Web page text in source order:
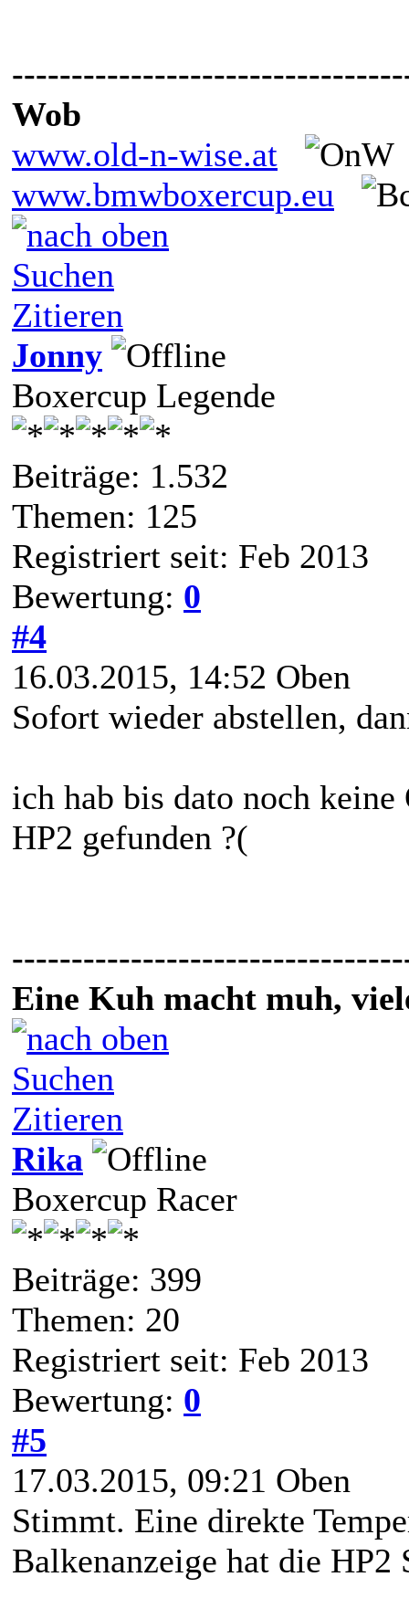
Wob
www.old-n-wise.at
www.bmwboxercup.eu
Suchen
Zitieren
Jonny
Boxercup Legende
Beiträge: 1.532
Themen: 125
Registriert seit: Feb 2013
Bewertung: 0
#4
16.03.2015, 14:52 Oben
Sofort wieder abstellen,
ich hab bis dato noch
HP2 gefunden ?(
Eine Kuh macht muh,
Suchen
Zitieren
Rika
Boxercup Racer
Beiträge: 399
Themen: 20
Registriert seit: Feb 2013
Bewertung: 0
#5
17.03.2015, 09:21 Oben
Stimmt. Eine direkte
Balkenanzeige hat die HP2